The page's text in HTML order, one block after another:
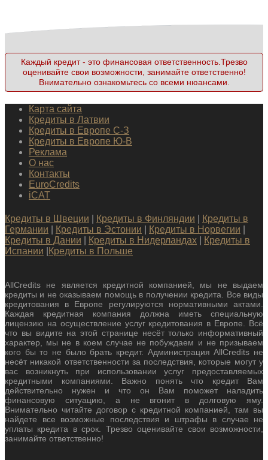
Каждый кредит - это финансовая ответственность.Трезво
оценивайте свои возможности, занимайте ответственно!
Внимательно ознакомьтесь со всеми нюансами.
Карта сайта
Кредиты в Латвии
Кредиты в Европе С-З
Кредиты в Европе Ю-В
Реклама
О нас
Контакты
EuroCredits
iCAT
Кредиты в Швеции Кредиты в Финляндии
Кредиты в
Германии
Кредиты в Эстонии Кредиты в Норвегии
Кредиты в Дании
Кредиты в Нидерландах
Кредиты в
Испании
Кредиты в Польше
AllCredits не является кредитной компанией, мы не выдаем
кредиты и не оказываем помощь в получении кредита. Все виды
кредитования в Европе регулируются нормативными актами.
Каждая кредитная компания должна иметь специальную
лицензию на осуществление услуг кредитования в Европе. Всё
что вы видите на этой странице несёт только информативный
характер, мы не в коем случае не побуждаем и не призываем
кого бы то не было брать кредит. Администрация AllCredits не
несёт никакой ответственности за последствия, которые могут у
вас возникнуть при использовании услуг предоставляемых
кредитными компаниями. Важно понять что кредит Вам
действительно нужен и что он Вам поможет наладить
финансовую ситуацию, а не вгонит в долговую яму.
Внимательно читайте договор с кредитной компанией, там вы
найдете все возможные последствия и штрафы в случае не
уплаты кредита в срок. Трезво оценивайте свои возможности,
занимайте ответственно!